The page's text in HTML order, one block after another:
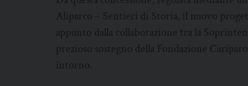
Aliparco – Sentieri di Storia, il nuovo
appunto dalla collaborazione tra la
prezioso sostegno della Fondazione
intorno.